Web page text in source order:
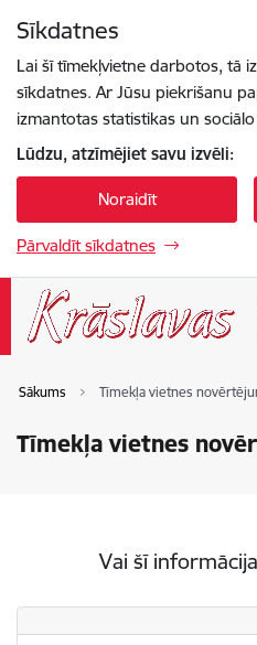
Sīkdatnes
Lai šī tīmekļvietne darbotos, tā
sīkdatnes. Ar Jūsu piekrišanu
izmantotas statistikas un
Lūdzu, atzīmējiet savu izvēli:
Noraidīt
Pārvaldīt sīkdatnes
Sākums Tīmekļa vietnes
Tīmekļa vietnes
Vai šī
Vai šī informācija bija